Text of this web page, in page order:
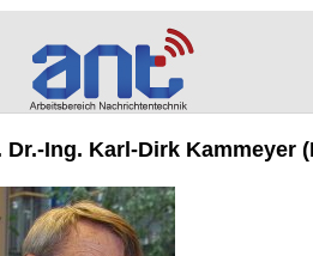
Dr.-Ing. Karl-Dirk Kammeyer